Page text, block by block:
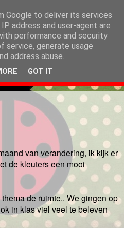
3e
en juf
van verandering, ik kijk er
de kleuters een mooi
de ruimte.. We gingen op
in klas viel veel te beleven
Google to deliver its services
address and user-agent are
performance and security
service, generate usage
address abuse.
GOT IT